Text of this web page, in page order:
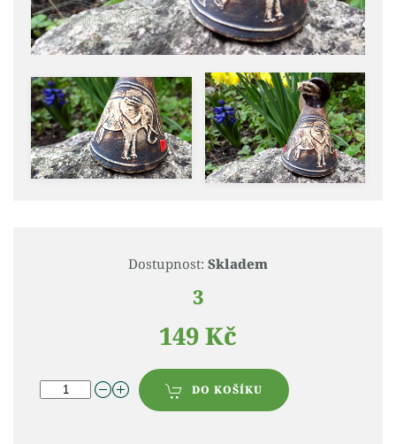
Dostupnost: Skladem
3
149 Kč
DO KOŠÍKU